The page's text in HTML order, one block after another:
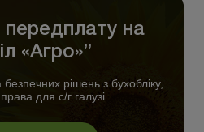
на
«Агро»”
рішень з бухобліку,
для с/г галузі